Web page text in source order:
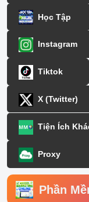
Học Tập
Instagram
Tiktok
X (Twitter)
Tiện Ích
Proxy
Phần